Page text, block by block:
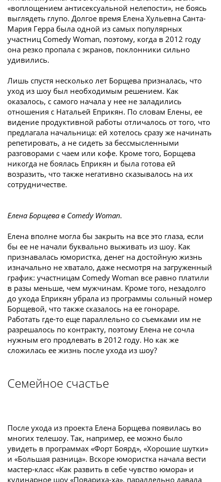
«воплощением антисексуальной нелепости», не боясь
выглядеть глупо. Долгое время Елена Хульевна Санта-
Мария Герра была одной из самых популярных
участниц Comedy Woman, поэтому, когда в 2012 году
она резко пропала с экранов, поклонники сильно
удивились.
Лишь спустя несколько лет Борщева призналась, что
уход из шоу был необходимым решением. Как
оказалось, с самого начала у нее не заладились
отношения с Натальей Еприкян. По словам Елены, ее
видение продуктивной работы отличалось от того, что
предлагала начальница: ей хотелось сразу же начинать
репетировать, а не сидеть за бессмысленными
разговорами с чаем или кофе. Кроме того, Борщева
никогда не боялась Еприкян и была готова ей
возразить, что также негативно сказывалось на их
сотрудничестве.
Елена Борщева в Comedy Woman.
Елена вполне могла бы закрыть на все это глаза, если
бы ее не начали буквально выживать из шоу. Как
признавалась юмористка, денег на достойную жизнь
изначально не хватало, даже несмотря на загруженный
график: участницам Comedy Woman все равно платили
в разы меньше, чем мужчинам. Кроме того, незадолго
до ухода Еприкян убрала из программы сольный номер
Борщевой, что также сказалось на ее гонораре.
Работать где-то еще параллельно со съемками им не
разрешалось по контракту, поэтому Елена не сочла
нужным его продлевать в 2012 году. Но как же
сложилась ее жизнь после ухода из шоу?
Семейное счастье
После ухода из проекта Елена Борщева появилась во
многих телешоу. Так, например, ее можно было
увидеть в программах «Форт Боярд», «Хорошие шутки»
и «Большая разница». Вскоре юмористка начала вести
мастер-класс «Как развить в себе чувство юмора» и
кулинарное шоу «Повариха-ха», параллельно давала